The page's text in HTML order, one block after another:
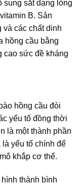
sung sắt dạng lỏng
B. Sản
các chất dinh
hồng cầu bằng
cao sức đề kháng
hồng cầu đòi
yếu tố đồng thời
là một thành phần
là yếu tố chính để
khắp cơ thể.
thành bình